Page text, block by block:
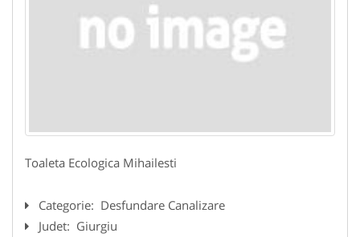
Toaleta Ecologica Mihailesti
Categorie: Desfundare Canalizare
Judet: Giurgiu